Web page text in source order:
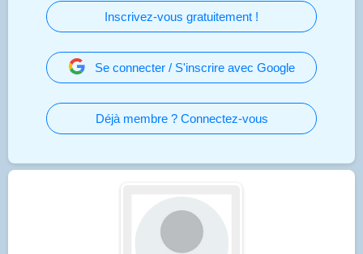
Inscrivez-vous gratuitement !
Se connecter / S'inscrire avec Google
Déjà membre ? Connectez-vous